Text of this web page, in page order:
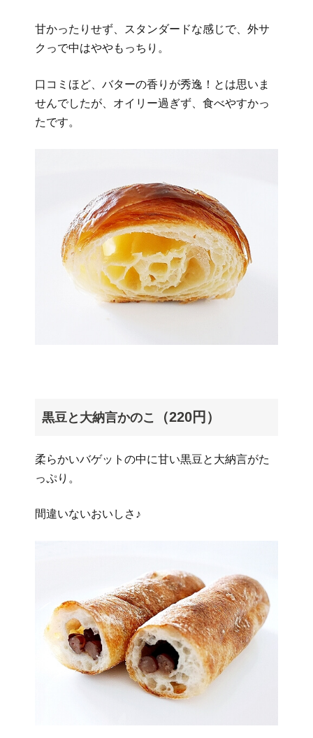
甘かったりせず、スタンダードな感じで、外サ
クっで中はややもっちり。
口コミほど、バターの香りが秀逸！とは思いま
せんでしたが、オイリー過ぎず、食べやすかっ
たです。
黒豆と大納言かのこ （220円）
柔らかいバゲットの中に甘い黒豆と大納言がた
っぷり。
間違いないおいしさ♪